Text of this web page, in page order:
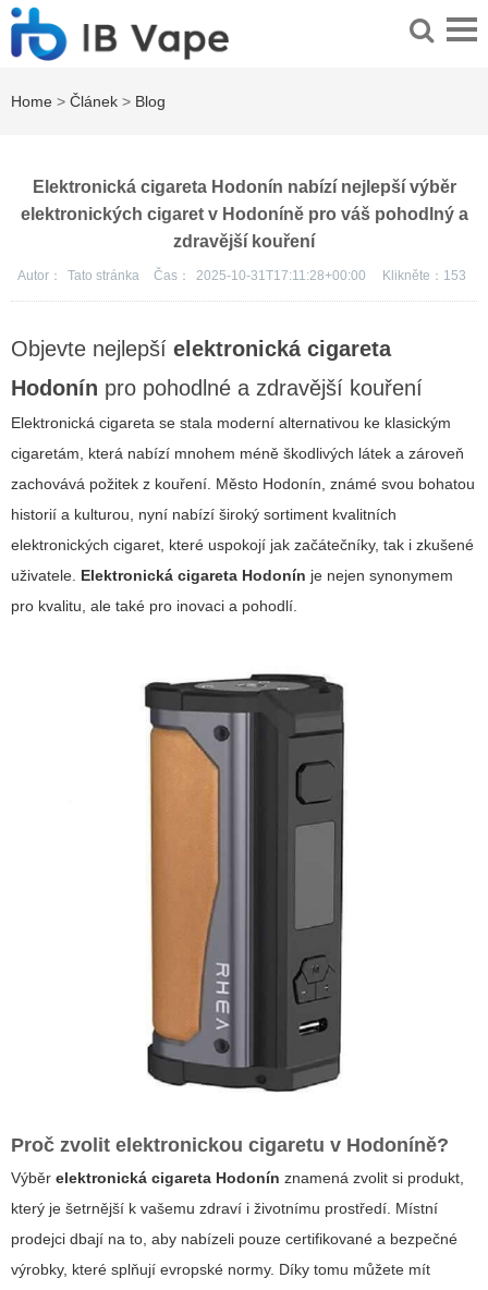
Home > Článek > Blog
Elektronická cigareta Hodonín nabízí nejlepší výběr
elektronických cigaret v Hodoníně pro váš pohodlný a
zdravější kouření
Autor： Tato stránka Čas： 2025-10-31T17:11:28+00:00 Klikněte： 153
Objevte nejlepší elektronická cigareta
Hodonín pro pohodlné a zdravější kouření
Elektronická cigareta se stala moderní alternativou ke klasickým
cigaretám, která nabízí mnohem méně škodlivých látek a zároveň
zachovává požitek z kouření. Město Hodonín, známé svou bohatou
historií a kulturou, nyní nabízí široký sortiment kvalitních
elektronických cigaret, které uspokojí jak začátečníky, tak i zkušené
uživatele. Elektronická cigareta Hodonín je nejen synonymem
pro kvalitu, ale také pro inovaci a pohodlí.
Proč zvolit elektronickou cigaretu v Hodoníně?
Výběr elektronická cigareta Hodonín znamená zvolit si produkt,
který je šetrnější k vašemu zdraví i životnímu prostředí. Místní
prodejci dbají na to, aby nabízeli pouze certifikované a bezpečné
výrobky, které splňují evropské normy. Díky tomu můžete mít